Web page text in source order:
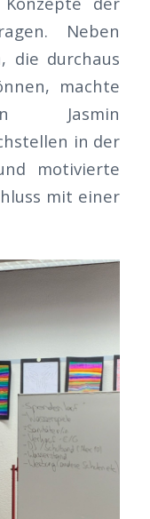
Neben
die durchaus
machte
Jasmin
in der
motivierte
mit einer